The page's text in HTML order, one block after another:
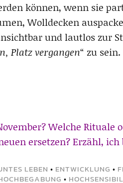
können, wenn sie
Wolldecken
und lautlos zur
Platz vergangen“ zu
Welche Rituale
ersetzen? Erzähl,
LEBEN • ENTWICKLUNG •
•